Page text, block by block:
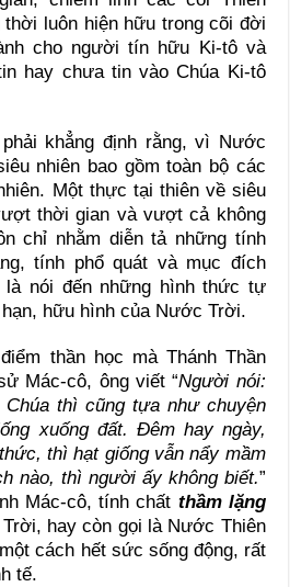
luôn hiện hữu trong cõi đời
cho người tín hữu Ki-tô và
hay chưa tin vào Chúa Ki-tô
khẳng định rằng, vì Nước
nhiên bao gồm toàn bộ các
Một thực tại thiên về siêu
thời gian và vượt cả không
chỉ nhằm diễn tả những tính
tính phổ quát và mục đích
nói đến những hình thức tự
hữu hình của Nước Trời.
thần học mà Thánh Thần
Mác-cô, ông viết “Người nói:
Chúa thì cũng tựa như chuyện
xuống đất. Đêm hay ngày,
thì hạt giống vẫn nẩy mầm
nào, thì người ấy không biết.”
Mác-cô, tính chất thầm lặng
hay còn gọi là Nước Thiên
cách hết sức sống động, rất
tế.